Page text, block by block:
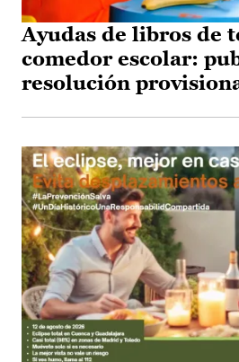
Ayudas de libros de
comedor escolar:
resolución